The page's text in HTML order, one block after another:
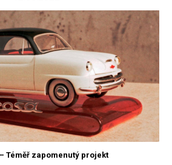
Téměř zapomenutý projekt